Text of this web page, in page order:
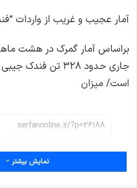
آمار عجيب و غريب از واردات
براساس آمار گمرک در هشت
جاری حدود ۳۲۸ تن
است/ میزان
نمایش بیشتر